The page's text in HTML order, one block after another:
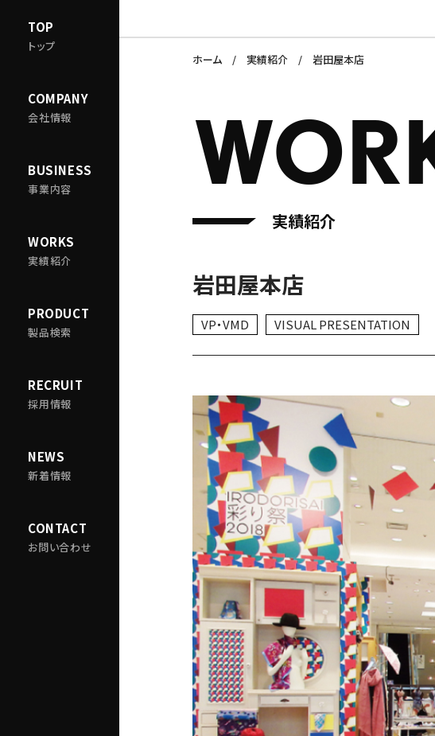
TOP
トップ
COMPANY
会社情報
BUSINESS
事業内容
WORKS
実績紹介
PRODUCT
製品検索
RECRUIT
採用情報
NEWS
新着情報
CONTACT
お問い合わせ
ホーム 実績紹介 岩田屋本店
実績紹介
岩田屋本店
VP・VMD VISUAL PRESENTATION